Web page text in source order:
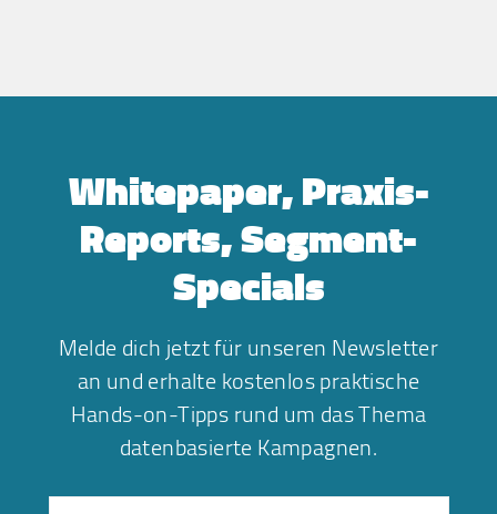
Whitepaper, Praxis-
Reports, Segment-
Specials
Melde dich jetzt für unseren Newsletter
an und erhalte kostenlos praktische
Hands-on-Tipps rund um das Thema
datenbasierte Kampagnen.